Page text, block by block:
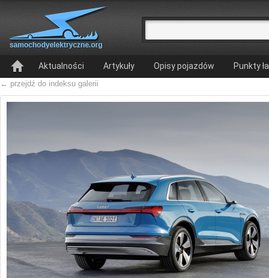
Aktualności Artykuły Opisy pojazdów Punkty
← przejdź do indeksu galerii